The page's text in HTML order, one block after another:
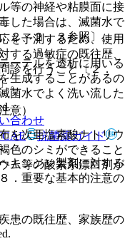
等の神経や粘膜面に接
した場合は、滅菌水で
２、２．３参照〕。
ーテルを透析に用いる
生成することがあるの
菌水でよく洗い流した
を次亜塩素酸ナトリウ
色のシミができること
ム等の酸素系漂白剤が
を予測するため、使用
する過敏症の既往歴、
診を行うこと〔２．
。
意）
キシジン製剤に対する
．重要な基本的注意の
患の既往歴、家族歴の
合わせ
抗菌薬ガイド